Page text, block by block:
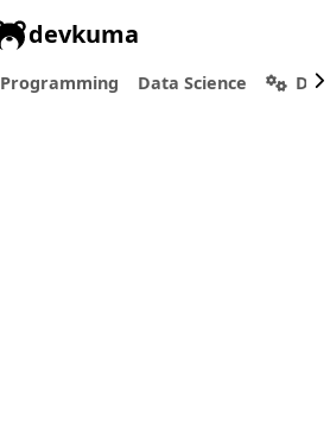
devkuma
Programming Data Science